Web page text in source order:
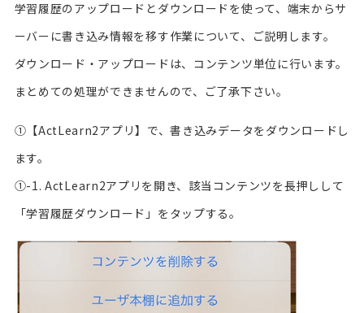
学習履歴のアップロードとダウンロードを使って、端末からサ
ーバーに書き込み情報を移す作業について、ご説明します。
ダウンロード・アップロードは、コンテンツ単位に行います。
まとめての処理ができませんので、ご了承下さい。
①【ActLearn2アプリ】で、書き込みデータをダウンロードし
ます。
①-1. ActLearn2アプリを開き、該当コンテンツを長押しして
「学習履歴ダウンロード」をタップする。